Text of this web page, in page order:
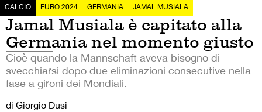
CALCIO EURO 2024 GERMANIA JAMAL MUSIALA
Jamal Musiala è capitato alla
Germania nel momento giusto
Cioè quando la Mannschaft aveva bisogno di
svecchiarsi dopo due eliminazioni consecutive nella
fase a gironi dei Mondiali.
di Giorgio Dusi